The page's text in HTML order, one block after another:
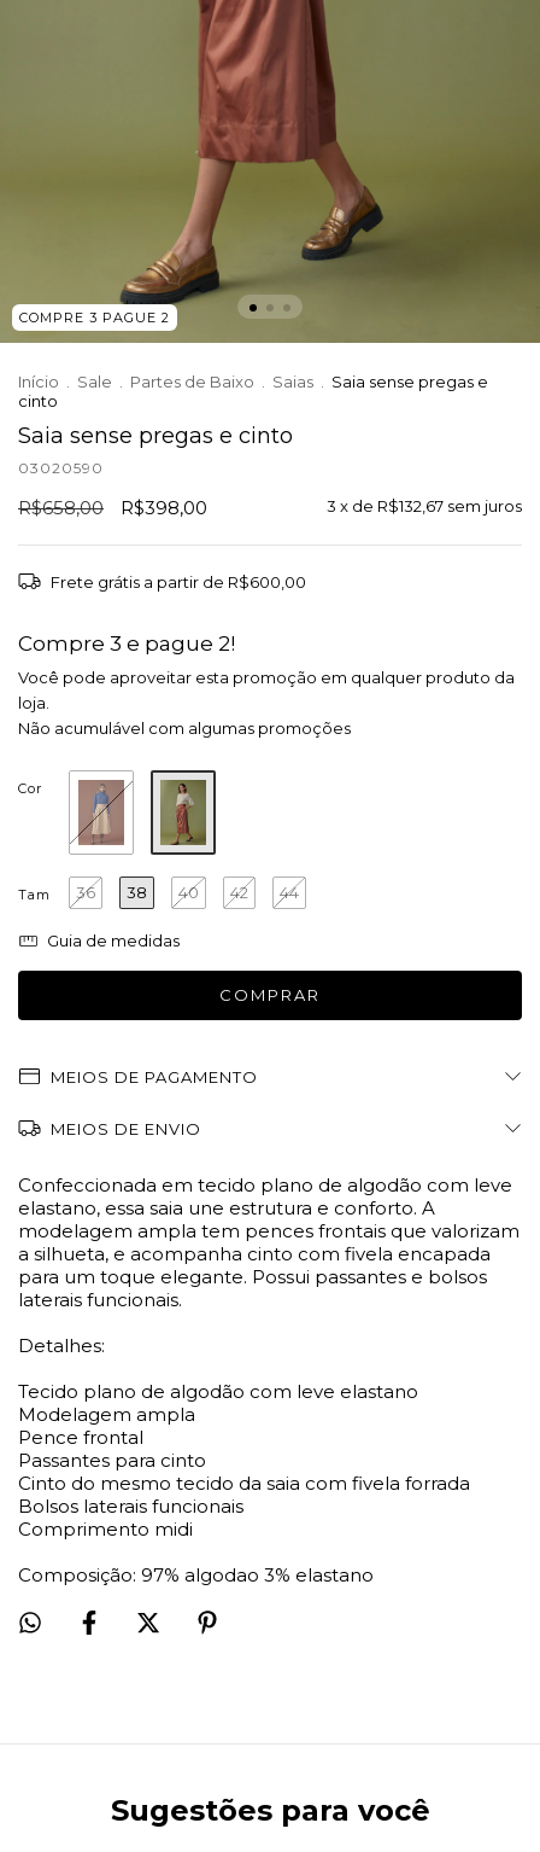
COMPRE 3 PAGUE 2
Início Sale Partes de Baixo Saias
Saia sense pregas e
cinto
Saia sense pregas e cinto
03020590
R$658,00 R$398,00 3 x de R$132,67 sem juros
Frete grátis a partir de R$600,00
Compre 3 e pague 2!
Você pode aproveitar esta promoção em qualquer produto da
loja.
Não acumulável com algumas promoções
Cor
Tam 36 38 40 42 44
Guia de medidas
MEIOS DE PAGAMENTO
MEIOS DE ENVIO
Confeccionada em tecido plano de algodão com leve
elastano, essa saia une estrutura e conforto. A
modelagem ampla tem pences frontais que valorizam
a silhueta, e acompanha cinto com fivela encapada
para um toque elegante. Possui passantes e bolsos
laterais funcionais.
Detalhes:
Tecido plano de algodão com leve elastano
Modelagem ampla
Pence frontal
Passantes para cinto
Cinto do mesmo tecido da saia com fivela forrada
Bolsos laterais funcionais
Comprimento midi
Composição: 97% algodao 3% elastano
Sugestões para você